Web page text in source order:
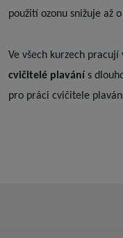
použití ozonu snižuje až
Ve všech kurzech pracují
cvičitelé plavání s
pro práci cvičitele